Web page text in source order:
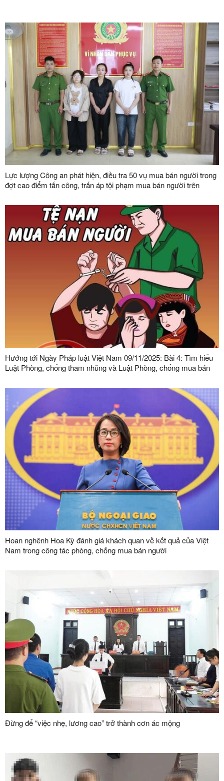
Lực lượng Công an phát hiện, điều tra 50 vụ mua bán người trong
đợt cao điểm tấn công, trấn áp tội phạm mua bán người trên
Hướng tới Ngày Pháp luật Việt Nam 09/11/2025: Bài 4: Tìm hiểu
Luật Phòng, chống tham nhũng và Luật Phòng, chống mua bán
Hoan nghênh Hoa Kỳ đánh giá khách quan về kết quả của Việt
Nam trong công tác phòng, chống mua bán người
Đừng để “việc nhẹ, lương cao” trở thành cơn ác mộng